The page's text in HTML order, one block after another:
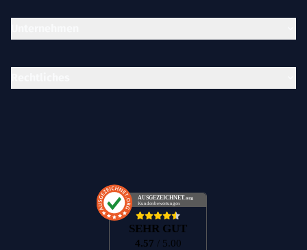
AUSGEZEICHNET .org
Kundenbewertungen
SEHR GUT
4.57 / 5.00